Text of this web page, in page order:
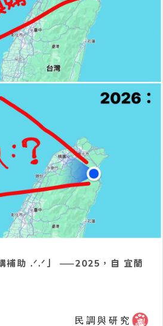
補助 .ᐟ.ᐟ」 ——2025，自 宜蘭
民調與研究